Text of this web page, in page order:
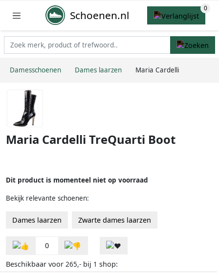
Schoenen.nl
Damesschoenen Dames laarzen Maria Cardelli
Maria Cardelli TreQuarti Boot
Dit product is momenteel niet op voorraad
Bekijk relevante schoenen:
Dames laarzen Zwarte dames laarzen
0
Beschikbaar voor 265,- bij 1 shop: